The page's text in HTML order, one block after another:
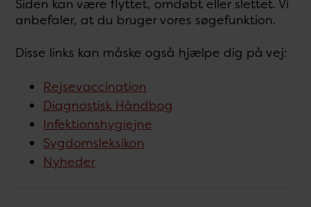
Siden kan være flyttet, omdøbt eller slettet. Vi
anbefaler, at du bruger vores søgefunktion.
Disse links kan måske også hjælpe dig på vej:
Rejsevaccination
Diagnostisk Håndbog
Infektionshygiejne
Sygdomsleksikon
Nyheder